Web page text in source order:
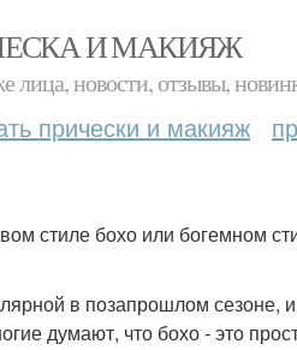
И МАКИЯЖ
новости, отзывы,
прически и макияж
стиле бохо или богемном
в позапрошлом сезоне,
думают, что бохо - это